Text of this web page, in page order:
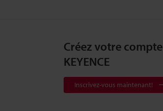
Créez votre compte
KEYENCE
Inscrivez-vous maintenant!